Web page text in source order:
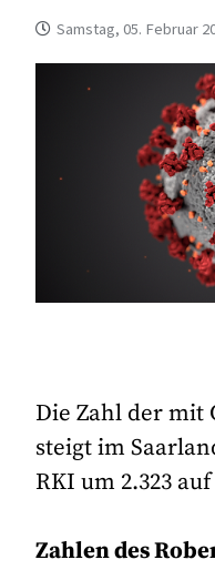
Samstag, 05. Februar
Die Zahl der mit
steigt im
RKI um 2.323
Zahlen des